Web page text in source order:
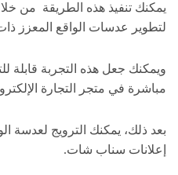
يمكنك تنفيذ هذه الطريقة من
لتطوير عدسات الواقع المعزز
ويمكنك جعل هذه التجربة قابلة
مباشرة في متجر التجارة
بعد ذلك، يمكنك الترويج لعدسة
إعلانات سناب شات.